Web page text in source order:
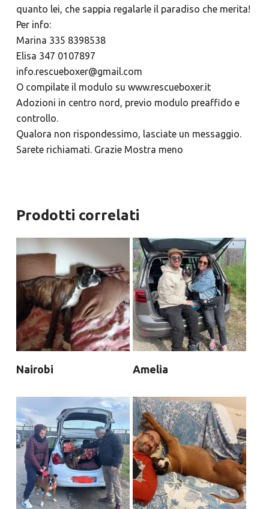
quanto lei, che sappia regalarle il paradiso che merita!
Per info:
Marina 335 8398538
Elisa 347 0107897
info.rescueboxer@gmail.com
O compilate il modulo su www.rescueboxer.it
Adozioni in centro nord, previo modulo preaffido e
controllo.
Qualora non rispondessimo, lasciate un messaggio.
Sarete richiamati. Grazie Mostra meno
Prodotti correlati
Nairobi Amelia